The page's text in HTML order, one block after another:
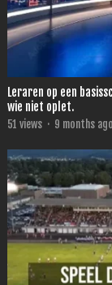
Leraren op een
wie niet oplet.
51 views · 9 months ago